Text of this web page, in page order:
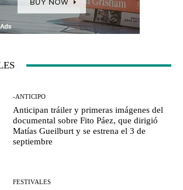
-ANTICIPO
Anticipan tráiler y primeras imágenes del
documental sobre Fito Páez, que dirigió
Matías Gueilburt y se estrena el 3 de
septiembre
FESTIVALES